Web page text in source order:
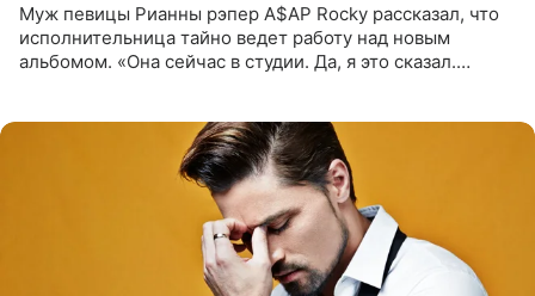
Муж певицы Рианны рэпер A$AP Rocky рассказал, что
исполнительница тайно ведет работу над новым
альбомом. «Она сейчас в студии. Да, я это сказал.